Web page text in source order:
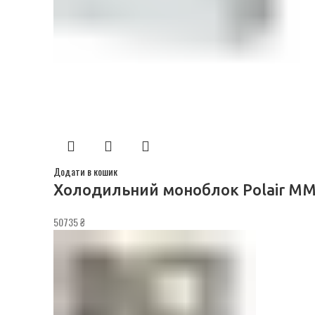
Додати в кошик
Холодильний моноблок Polair
₴